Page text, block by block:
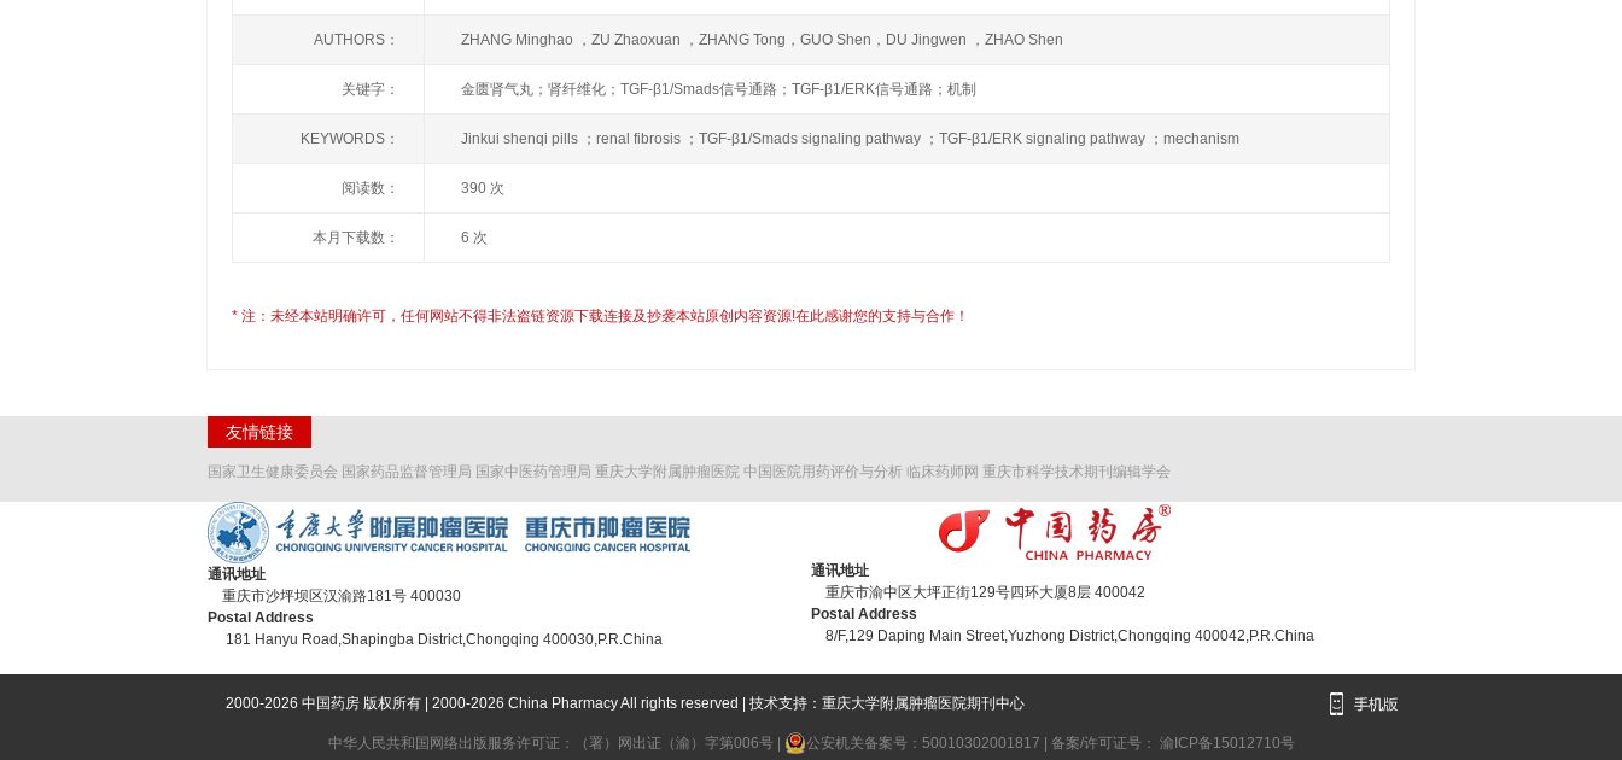
AUTHORS： ZHANG Minghao ，ZU Zhaoxuan ，ZHANG Tong，GUO Shen，DU Jingwen ，ZHAO Shen
关键字： 金匮肾气丸；肾纤维化；TGF-β1/Smads信号通路；TGF-β1/ERK信号通路；机制
KEYWORDS： Jinkui shenqi pills ；renal fibrosis ；TGF-β1/Smads signaling pathway ；TGF-β1/ERK signaling pathway ；mechanism
阅读数： 390 次
本月下载数： 6 次
* 注：未经本站明确许可，任何网站不得非法盗链资源下载连接及抄袭本站原创内容资源!在此感谢您的支持与合作！
友情链接
国家卫生健康委员会 国家药品监督管理局 国家中医药管理局 重庆大学附属肿瘤医院 中国医院用药评价与分析 临床药师网 重庆市科学技术期刊编辑学会
通讯地址
重庆市沙坪坝区汉渝路181号 400030
Postal Address
181 Hanyu Road,Shapingba District,Chongqing 400030,P.R.China
通讯地址
重庆市渝中区大坪正街129号四环大厦8层 400042
Postal Address
8/F,129 Daping Main Street,Yuzhong District,Chongqing 400042,P.R.China
2000-2026 中国药房 版权所有 | 2000-2026 China Pharmacy All rights reserved | 技术支持：重庆大学附属肿瘤医院期刊中心
中华人民共和国网络出版服务许可证：（署）网出证（渝）字第006号 | 公安机关备案号：50010302001817 | 备案/许可证号： 渝ICP备15012710号